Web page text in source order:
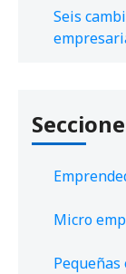
Seis
Micro
Pequeñas